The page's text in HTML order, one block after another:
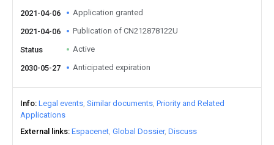
2021-04-06 Application granted
2021-04-06 Publication of CN212878122U
Status Active
2030-05-27 Anticipated expiration
Info Legal events Similar documents Priority and Related
Applications
External links Espacenet Global Dossier Discuss